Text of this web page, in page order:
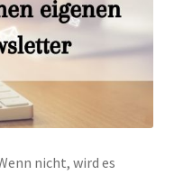
nicht, wird es